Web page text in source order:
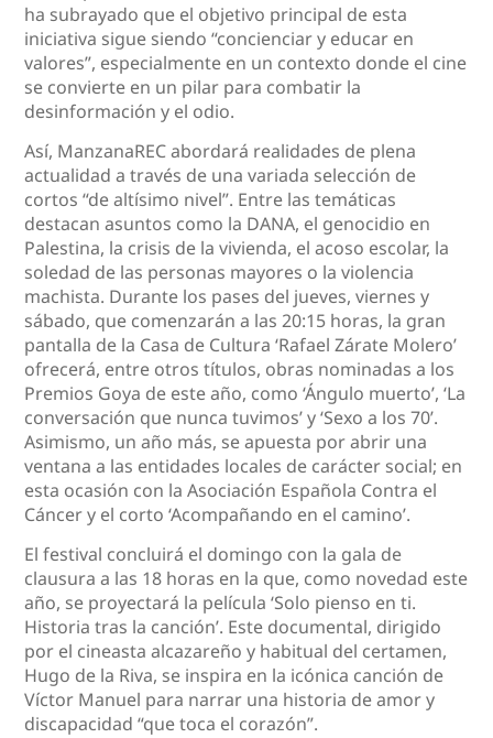
ha subrayado que el objetivo principal de esta
iniciativa sigue siendo “concienciar y educar en
valores”, especialmente en un contexto donde el cine
se convierte en un pilar para combatir la
desinformación y el odio.
Así, ManzanaREC abordará realidades de plena
actualidad a través de una variada selección de
cortos “de altísimo nivel”. Entre las temáticas
destacan asuntos como la DANA, el genocidio en
Palestina, la crisis de la vivienda, el acoso escolar, la
soledad de las personas mayores o la violencia
machista. Durante los pases del jueves, viernes y
sábado, que comenzarán a las 20:15 horas, la gran
pantalla de la Casa de Cultura ‘Rafael Zárate Molero’
ofrecerá, entre otros títulos, obras nominadas a los
Premios Goya de este año, como ‘Ángulo muerto’, ‘La
conversación que nunca tuvimos’ y ‘Sexo a los 70’.
Asimismo, un año más, se apuesta por abrir una
ventana a las entidades locales de carácter social; en
esta ocasión con la Asociación Española Contra el
Cáncer y el corto ‘Acompañando en el camino’.
El festival concluirá el domingo con la gala de
clausura a las 18 horas en la que, como novedad este
año, se proyectará la película ‘Solo pienso en ti.
Historia tras la canción’. Este documental, dirigido
por el cineasta alcazareño y habitual del certamen,
Hugo de la Riva, se inspira en la icónica canción de
Víctor Manuel para narrar una historia de amor y
discapacidad “que toca el corazón”.